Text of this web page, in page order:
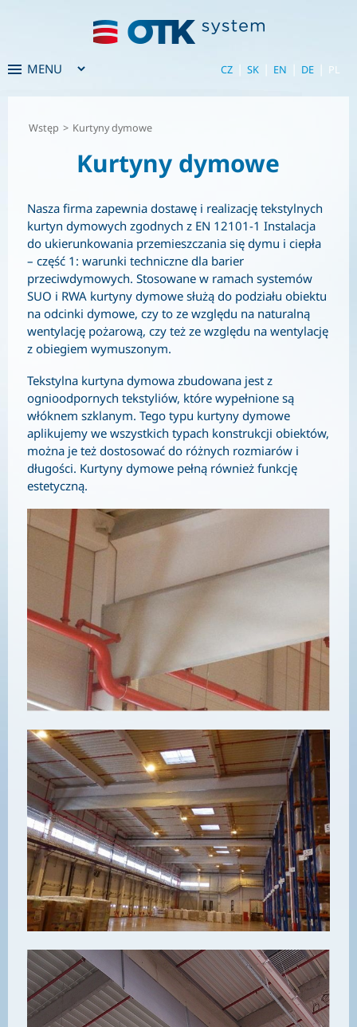
CZ | SK EN DE | PL
Wstęp > Kurtyny dymowe
Kurtyny dymowe
Nasza firma zapewnia dostawę i realizację tekstylnych
kurtyn dymowych zgodnych z EN 12101-1 Instalacja
do ukierunkowania przemieszczania się dymu i ciepła
– część 1: warunki techniczne dla barier
przeciwdymowych. Stosowane w ramach systemów
SUO i RWA kurtyny dymowe służą do podziału obiektu
na odcinki dymowe, czy to ze względu na naturalną
wentylację pożarową, czy też ze względu na wentylację
z obiegiem wymuszonym.
Tekstylna kurtyna dymowa zbudowana jest z
ognioodpornych tekstyliów, które wypełnione są
włóknem szklanym. Tego typu kurtyny dymowe
aplikujemy we wszystkich typach konstrukcji obiektów,
można je też dostosować do różnych rozmiarów i
długości. Kurtyny dymowe pełną również funkcję
estetyczną.